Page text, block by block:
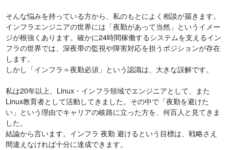
そんな悩みを持っている方から、私のもとによく相談が届きます。
インフラエンジニアの世界には「夜勤があって当然」というイメー
ジが根強くあります。確かに24時間稼働するシステムを支えるイン
フラの世界では、深夜帯の監視や障害対応を担うポジションが存在
します。
しかし「インフラ＝夜勤必須」という認識は、大きな誤解です。
私は20年以上、Linux・インフラ領域でエンジニアとして、また
Linux教育者として活動してきました。その中で「夜勤を避けた
い」という理由でキャリアの岐路に立った方を、何百人と見てきま
した。
結論から言います。インフラ 夜勤 避けるという目標は、戦略さえ
間違えなければ十分に達成できます。